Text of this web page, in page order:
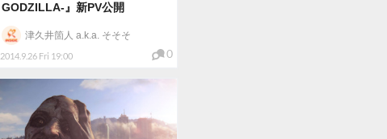
GODZILLA-』新PV公開
2014.9.26 Fri 19:00
津久井箇人 a.k.a. そそそ
0